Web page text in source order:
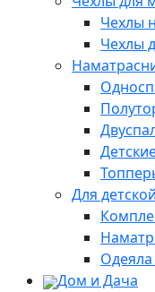
Чехлы
Чехлы
Для детской
Дом и Дача